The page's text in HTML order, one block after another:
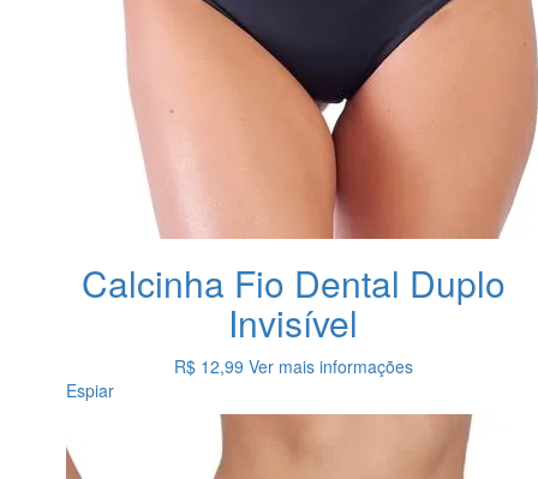
Calcinha Fio Dental Duplo
Invisível
R$ 12,99 Ver mais informações
Espiar